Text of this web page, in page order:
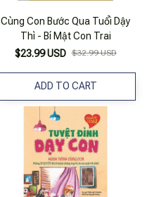
Cùng Con Bước Qua Tuổi Dậy
Thì - Bí Mật Con Trai
$23.99 USD $32.99 USD
ADD TO CART